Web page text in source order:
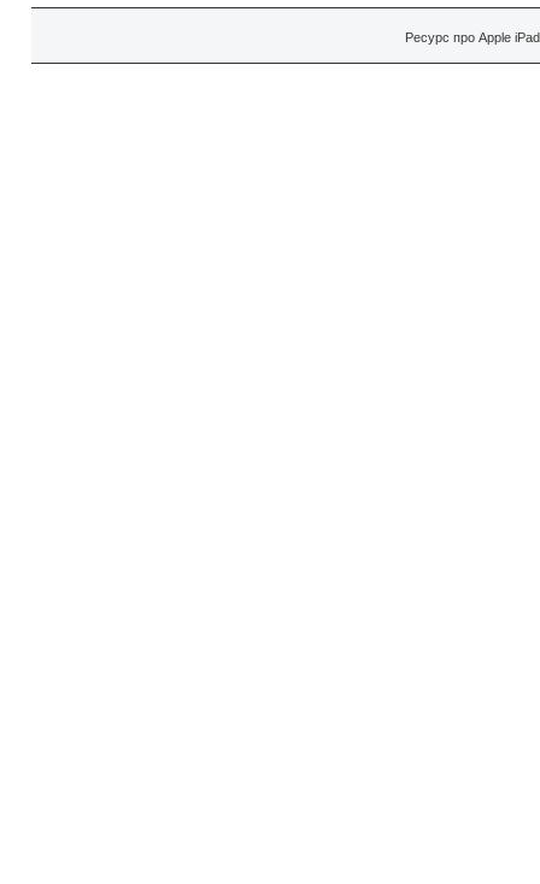
Ресурс про Apple